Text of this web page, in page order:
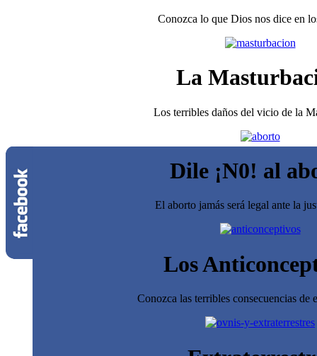
Conozca lo que Dios nos dice en
La
Los terribles daños del vicio de la
Dile ¡N0! al
El aborto jamás será legal ante la
Los
Conozca las terribles consecuencias de